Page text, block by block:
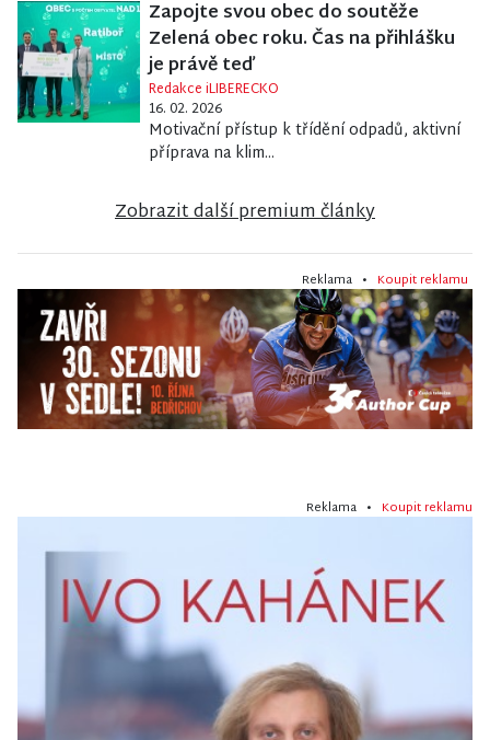
Zapojte svou obec do soutěže
Zelená obec roku. Čas na přihlášku
je právě teď
Redakce iLIBERECKO
16. 02. 2026
Motivační přístup k třídění odpadů, aktivní
příprava na klim...
Zobrazit další premium články
Reklama • Koupit reklamu
Reklama • Koupit reklamu